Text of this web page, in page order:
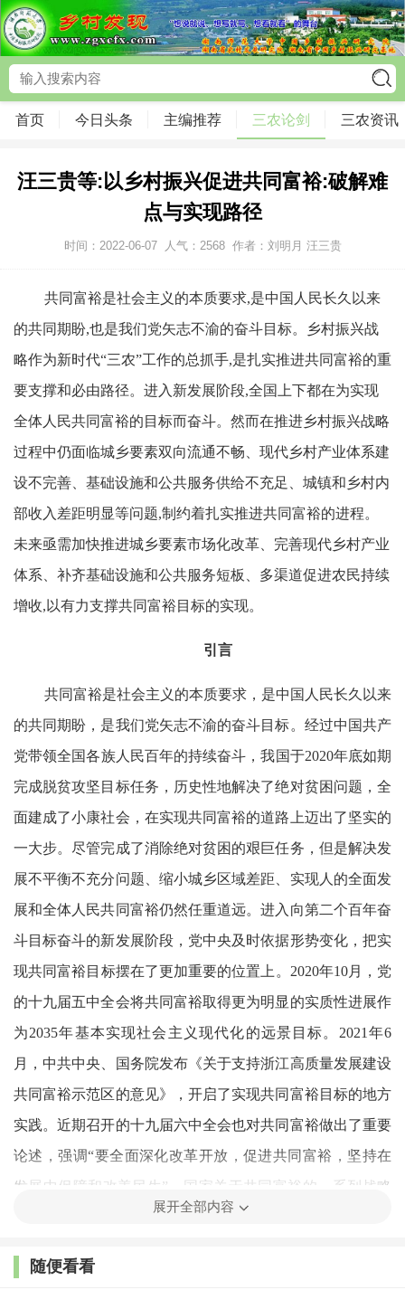
首页 今日头条 主编推荐 三农论剑 三农资讯
汪三贵等:以乡村振兴促进共同富裕:破解难
点与实现路径
时间：2022-06-07 人气： 2568 作者：刘明月 汪三贵
共同富裕是社会主义的本质要求,是中国人民长久以来
的共同期盼,也是我们党矢志不渝的奋斗目标。乡村振兴战
略作为新时代“三农”工作的总抓手,是扎实推进共同富裕的重
要支撑和必由路径。进入新发展阶段,全国上下都在为实现
全体人民共同富裕的目标而奋斗。然而在推进乡村振兴战略
过程中仍面临城乡要素双向流通不畅、现代乡村产业体系建
设不完善、基础设施和公共服务供给不充足、城镇和乡村内
部收入差距明显等问题,制约着扎实推进共同富裕的进程。
未来亟需加快推进城乡要素市场化改革、完善现代乡村产业
体系、补齐基础设施和公共服务短板、多渠道促进农民持续
增收,以有力支撑共同富裕目标的实现。
引言
共同富裕是社会主义的本质要求，是中国人民长久以来
的共同期盼，是我们党矢志不渝的奋斗目标。经过中国共产
党带领全国各族人民百年的持续奋斗，我国于2020年底如期
完成脱贫攻坚目标任务，历史性地解决了绝对贫困问题，全
面建成了小康社会，在实现共同富裕的道路上迈出了坚实的
一大步。尽管完成了消除绝对贫困的艰巨任务，但是解决发
展不平衡不充分问题、缩小城乡区域差距、实现人的全面发
展和全体人民共同富裕仍然任重道远。进入向第二个百年奋
斗目标奋斗的新发展阶段，党中央及时依据形势变化，把实
现共同富裕目标摆在了更加重要的位置上。2020年10月，党
的十九届五中全会将共同富裕取得更为明显的实质性进展作
为2035年基本实现社会主义现代化的远景目标。2021年6
月，中共中央、国务院发布《关于支持浙江高质量发展建设
共同富裕示范区的意见》，开启了实现共同富裕目标的地方
实践。近期召开的十九届六中全会也对共同富裕做出了重要
论述，强调“要全面深化改革开放，促进共同富裕，坚持在
发展中保障和改善民生”。国家关于共同富裕的一系列战略
部署表明，扎实推动共同富裕已成为当前阶段的第一要务，
论意义。
展开全部内容
随便看看